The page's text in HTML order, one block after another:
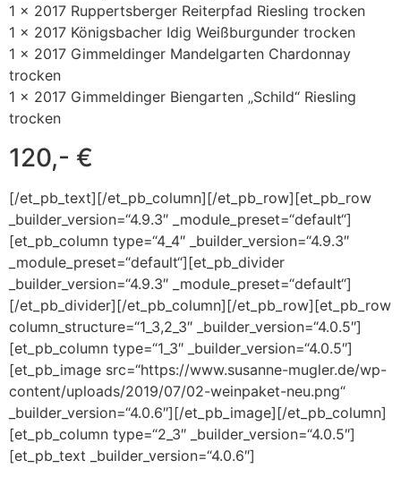
1 x 2017 Ruppertsberger Reiterpfad Riesling trocken
1 x 2017 Königsbacher Idig Weißburgunder trocken
1 x 2017 Gimmeldinger Mandelgarten Chardonnay
trocken
1 x 2017 Gimmeldinger Biengarten „Schild“ Riesling
trocken
120,- €
[/et_pb_text][/et_pb_column][/et_pb_row][et_pb_row
_builder_version=“4.9.3″ _module_preset=“default“]
[et_pb_column type=“4_4″ _builder_version=“4.9.3″
_module_preset=“default“][et_pb_divider
_builder_version=“4.9.3″ _module_preset=“default“]
[/et_pb_divider][/et_pb_column][/et_pb_row][et_pb_row
column_structure=“1_3,2_3″ _builder_version=“4.0.5″]
[et_pb_column type=“1_3″ _builder_version=“4.0.5″]
[et_pb_image src=“https://www.susanne-mugler.de/wp-
content/uploads/2019/07/02-weinpaket-neu.png“
_builder_version=“4.0.6″][/et_pb_image][/et_pb_column]
[et_pb_column type=“2_3″ _builder_version=“4.0.5″]
[et_pb_text _builder_version=“4.0.6″]